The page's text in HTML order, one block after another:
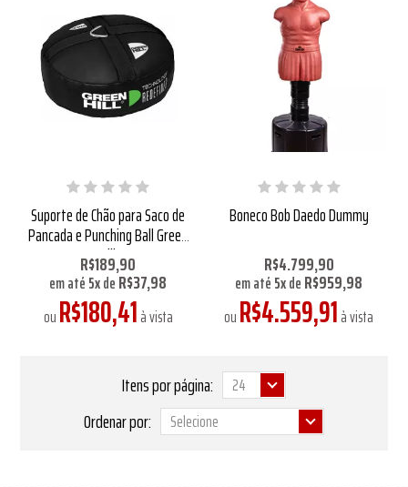
Suporte de Chão para Saco de
Pancada e Punching Ball Green
Hill
R$189,90
em até5xdeR$37,98
ouR$180,41à vista
Boneco Bob Daedo Dummy
R$4.799,90
em até5xdeR$959,98
ouR$4.559,91à vista
Itens por página:
Ordenar por: